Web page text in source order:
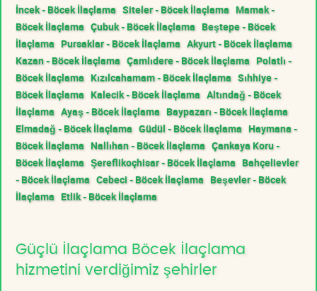
İncek - Böcek İlaçlama Siteler - Böcek İlaçlama Mamak -
Böcek İlaçlama Çubuk - Böcek İlaçlama Beştepe - Böcek
İlaçlama Pursaklar - Böcek İlaçlama Akyurt - Böcek İlaçlama
Kazan - Böcek İlaçlama Çamlıdere - Böcek İlaçlama Polatlı -
Böcek İlaçlama Kızılcahamam - Böcek İlaçlama Sıhhiye -
Böcek İlaçlama Kalecik - Böcek İlaçlama Altındağ - Böcek
İlaçlama Ayaş - Böcek İlaçlama Baypazarı - Böcek İlaçlama
Elmadağ - Böcek İlaçlama Güdül - Böcek İlaçlama Haymana -
Böcek İlaçlama Nallıhan - Böcek İlaçlama Çankaya Koru -
Böcek İlaçlama Şereflikoçhisar - Böcek İlaçlama Bahçelievler
- Böcek İlaçlama Cebeci - Böcek İlaçlama Beşevler - Böcek
İlaçlama Etlik - Böcek İlaçlama
Güçlü İlaçlama Böcek İlaçlama
hizmetini verdiğimiz şehirler